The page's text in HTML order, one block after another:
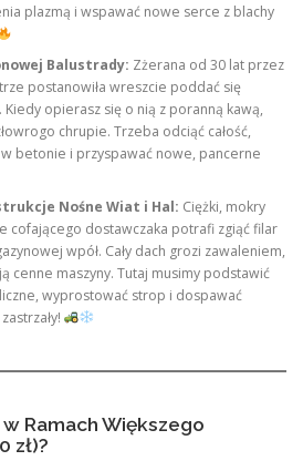
plazmą i wspawać nowe serce z blachy
Balustrady: Zżerana od 30 lat przez
postanowiła wreszcie poddać się
opierasz się o nią z poranną kawą,
chrupie. Trzeba odciąć całość,
betonie i przyspawać nowe, pancerne
Nośne Wiat i Hal: Ciężki, mokry
cofającego dostawczaka potrafi zgiąć filar
wpół. Cały dach grozi zawaleniem,
cenne maszyny. Tutaj musimy podstawić
wyprostować strop i dospawać
Ramach Większego
zł)?